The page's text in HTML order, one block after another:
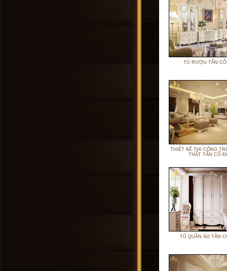
TỦ RƯỢU TÂN
THIẾT KẾ THI CÔNG
THẤT TÂN CỔ
TỦ QUẦN ÁO TÂN